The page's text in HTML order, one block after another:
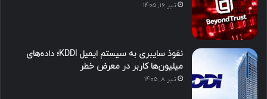
تیر ۱۶, ۱۴۰۵
نفوذ سایبری به سیستم ایمیل KDDI؛ داده‌های
میلیون‌ها کاربر در معرض خطر
تیر ۸, ۱۴۰۵